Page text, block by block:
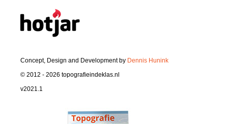
Concept, Design and Development by Dennis Hunink
© 2012 - 2026 topografieindeklas.nl
v2021.1